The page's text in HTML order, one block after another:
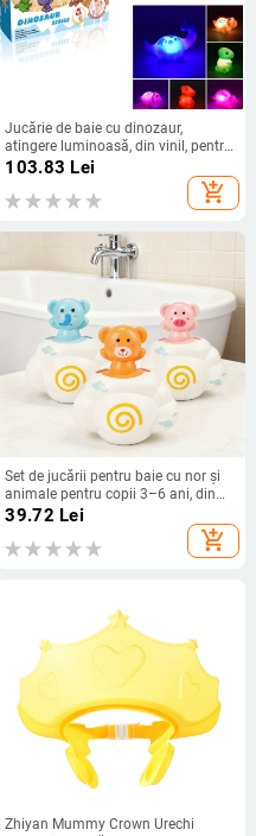
Jucărie de baie cu dinozaur,
atingere luminoasă, din vinil, pentru
copii 3–6 ani
103.83 Lei
add_shopping_cart
Set de jucării pentru baie cu nor și
animale pentru copii 3–6 ani, din
plastic, personalizare logo OEM,
39.72 Lei
add_shopping_cart
Zhiyan Mummy Crown Urechi